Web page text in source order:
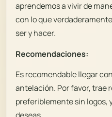
aprendemos a vivir de
con lo que
ser y hacer.
Recomendaciones:
Es recomendable llegar
antelación. Por favor, trae
preferiblemente sin logos,